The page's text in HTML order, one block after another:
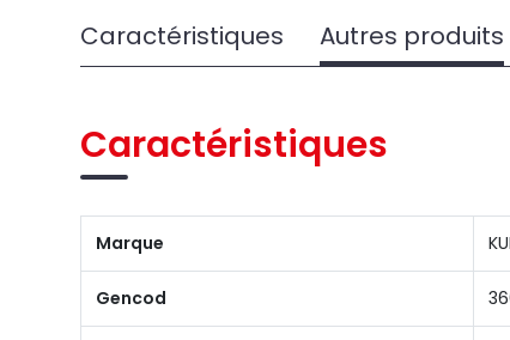
Caractéristiques Autres produits
Caractéristiques
Marque
Gencod